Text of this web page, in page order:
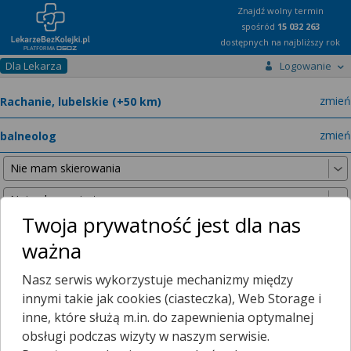
Znajdź wolny termin
spośród 15 032 263
dostępnych na najbliższy rok
Dla Lekarza Logowanie
zmień
zmień
Nie znaleźliśmy żadnych lekarzy w promieniu25 km , dlatego
zwiększyliśmy promień wyszukiwania do
50 km
Twoja prywatność jest dla nas
ważna
Nasz serwis wykorzystuje mechanizmy między
innymi takie jak cookies (ciasteczka), Web Storage i
inne, które służą m.in. do zapewnienia optymalnej
obsługi podczas wizyty w naszym serwisie.